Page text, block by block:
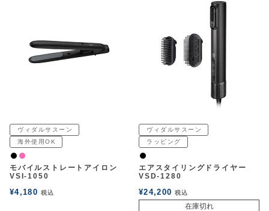
ヴィダルサスーン
海外使用OK
黒 ピンク
モバイルストレートアイロン
VSI-1050
¥4,180 税込
ヴィダルサスーン
ラッピング
黒
エアスタイリングドライヤー
VSD-1280
¥24,200 税込
在庫切れ